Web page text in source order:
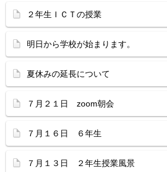
２年生ＩＣＴの授業
明日から学校が始まります。
夏休みの延長について
７月２１日 zoom朝会
７月１６日 ６年生
７月１３日 ２年生授業風景